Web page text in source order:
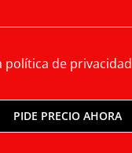
política de privacidad
PIDE PRECIO AHORA